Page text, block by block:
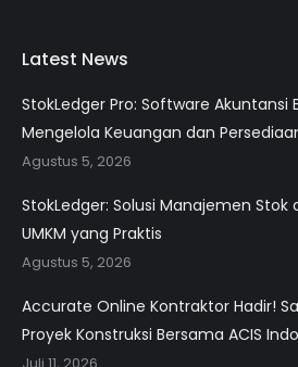
Latest News
StokLedger Pro: Software Akuntansi
Mengelola Keuangan dan
Agustus 5, 2026
StokLedger: Solusi Manajemen
UMKM yang Praktis
Agustus 5, 2026
Accurate Online Kontraktor Hadir!
Proyek Konstruksi Bersama ACIS